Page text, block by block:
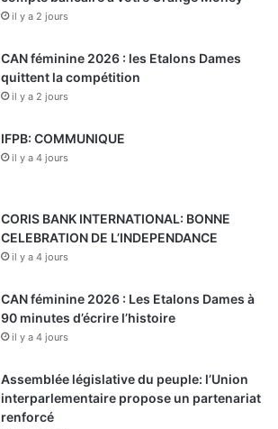
il y a 2 jours
CAN féminine 2026 : les Etalons Dames
quittent la compétition
il y a 2 jours
IFPB: COMMUNIQUE
il y a 4 jours
CORIS BANK INTERNATIONAL: BONNE
CELEBRATION DE L’INDEPENDANCE
il y a 4 jours
CAN féminine 2026 : Les Etalons Dames à
90 minutes d’écrire l’histoire
il y a 4 jours
Assemblée législative du peuple: l’Union
interparlementaire propose un partenariat
renforcé